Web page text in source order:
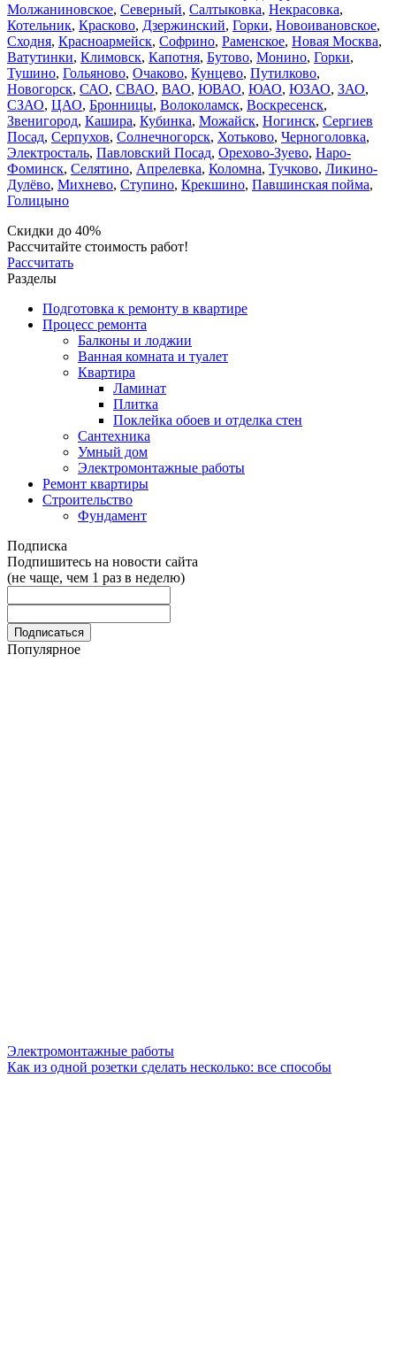
Молжаниновское, Северный, Салтыковка, Некрасовка,
Котельник, Красково, Дзержинский, Горки, Новоивановское,
Сходня, Красноармейск, Софрино, Раменское, Новая Москва,
Ватутинки, Климовск, Капотня, Бутово, Монино, Горки,
Тушино, Гольяново, Очаково, Кунцево, Путилково,
Новогорск, САО, СВАО, ВАО, ЮВАО, ЮАО, ЮЗАО, ЗАО,
СЗАО, ЦАО, Бронницы, Волоколамск, Воскресенск,
Звенигород, Кашира, Кубинка, Можайск, Ногинск, Сергиев
Посад, Серпухов, Солнечногорск, Хотьково, Черноголовка,
Электросталь, Павловский Посад, Орехово-Зуево, Наро-
Фоминск, Селятино, Апрелевка, Коломна, Тучково, Ликино-
Дулёво, Михнево, Ступино, Крекшино, Павшинская пойма,
Голицыно
Скидки до 40%
Рассчитайте стоимость работ!
Рассчитать
Разделы
Подготовка к ремонту в квартире
Процесс ремонта
Балконы и лоджии
Ванная комната и туалет
Квартира
Ламинат
Плитка
Поклейка обоев и отделка стен
Сантехника
Умный дом
Электромонтажные работы
Ремонт квартиры
Строительство
Фундамент
Подписка
Подпишитесь на новости сайта
(не чаще, чем 1 раз в неделю)
Популярное
Электромонтажные работы
Как из одной розетки сделать несколько: все способы